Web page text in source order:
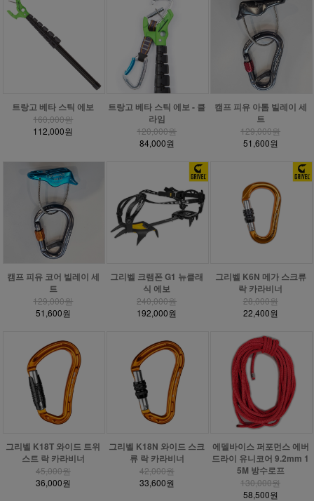
트랑고 베타 스틱 에보
160,000원
112,000원
트랑고 베타 스틱 에보 - 클
라임
120,000원
84,000원
캠프 피유 아톰 빌레이 세
트
129,000원
51,600원
캠프 피유 코어 빌레이 세
트
129,000원
51,600원
그리벨 크램폰 G1 뉴클래
식 에보
240,000원
192,000원
그리벨 K6N 메가 스크류
락 카라비너
28,000원
22,400원
그리벨 K18T 와이드 트위
스트 락 카라비너
45,000원
36,000원
그리벨 K18N 와이드 스크
류 락 카라비너
42,000원
33,600원
에델바이스 퍼포먼스 에버
드라이 유니코어 9.2mm 1
5M 방수로프
130,000원
58,500원